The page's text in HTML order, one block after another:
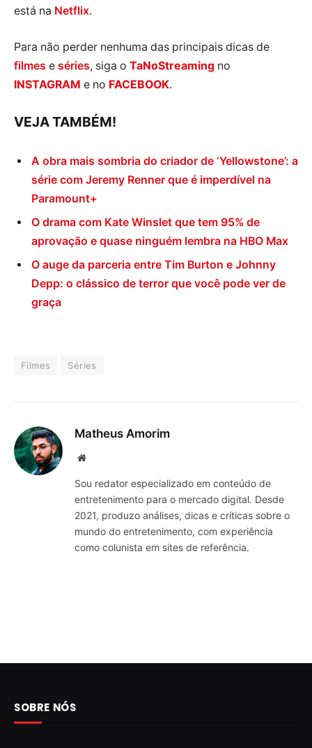
está na Netflix.
Para não perder nenhuma das principais dicas de
filmes e séries, siga o TaNoStreaming no
INSTAGRAM e no FACEBOOK.
VEJA TAMBÉM!
A obra mais sombria do criador de ‘Yellowstone’: a
série com Jeremy Renner que é imperdível na
Paramount+
O drama com Kate Winslet que tem 95% de
aprovação e quase ninguém lembra na HBO Max
O auge da parceria entre Tim Burton e Johnny
Depp: o clássico de terror que você pode ver de
graça
Filmes Séries
Matheus Amorim
Website
Sou redator especializado em conteúdo de
entretenimento para o mercado digital. Desde
2021, produzo análises, dicas e críticas sobre o
mundo do entretenimento, com experiência
como colunista em sites de referência.
SOBRE NÓS